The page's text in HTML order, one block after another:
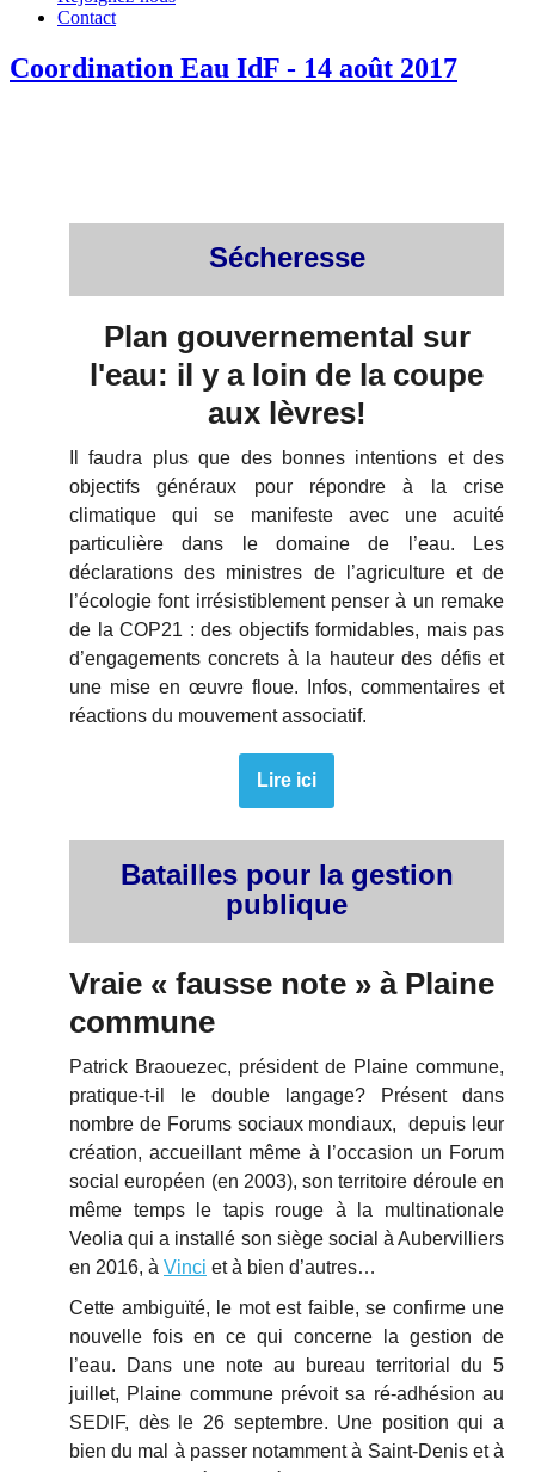
Contact
Coordination Eau IdF - 14 août 2017
Sécheresse
Plan gouvernemental sur
l'eau: il y a loin de la coupe
aux lèvres!
Il faudra plus que des bonnes intentions et des
objectifs généraux pour répondre à la crise
climatique qui se manifeste avec une acuité
particulière dans le domaine de l’eau. Les
déclarations des ministres de l’agriculture et de
l’écologie font irrésistiblement penser à un remake
de la COP21 : des objectifs formidables, mais pas
d’engagements concrets à la hauteur des défis et
une mise en œuvre floue. Infos, commentaires et
réactions du mouvement associatif.
Lire ici
Batailles pour la gestion
publique
Vraie « fausse note » à Plaine
commune
Patrick Braouezec, président de Plaine commune,
pratique-t-il le double langage? Présent dans
nombre de Forums sociaux mondiaux, depuis leur
création, accueillant même à l’occasion un Forum
social européen (en 2003), son territoire déroule en
même temps le tapis rouge à la multinationale
Veolia qui a installé son siège social à Aubervilliers
en 2016, à Vinci et à bien d’autres…
Cette ambiguïté, le mot est faible, se confirme une
nouvelle fois en ce qui concerne la gestion de
l’eau. Dans une note au bureau territorial du 5
juillet, Plaine commune prévoit sa ré-adhésion au
SEDIF, dès le 26 septembre. Une position qui a
bien du mal à passer notamment à Saint-Denis et à